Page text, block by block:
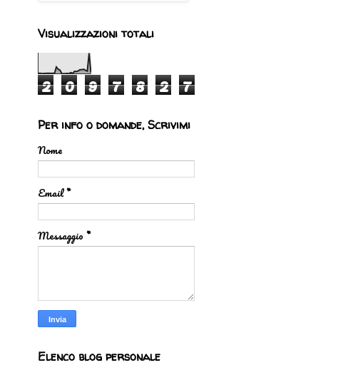
Visualizzazioni totali
2 0 9 7 8 2 7
Per info o domande, Scrivimi
Nome
Email*
Messaggio *
Elenco blog personale